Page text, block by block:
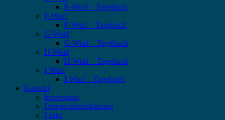
E-Wurf – Tagebuch
F-Wurf
F-Wurf – Tagebuch
G-Wurf
G-Wurf – Tagebuch
H-Wurf
H-Wurf – Tagebuch
I-Wurf
I-Wurf – Tagebuch
Kontakt
Impressum
Datenschutzerklärung
Links